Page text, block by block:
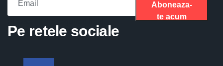
Aboneaza-
te acum
Pe retele sociale